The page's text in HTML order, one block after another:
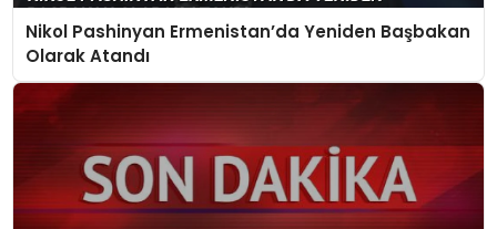
Nikol Pashinyan Ermenistan’da Yeniden Başbakan
Olarak Atandı